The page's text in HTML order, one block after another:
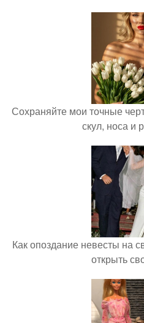
Сохраняйте мои точные
скул, носа и
Как опоздание невесты на
открыть